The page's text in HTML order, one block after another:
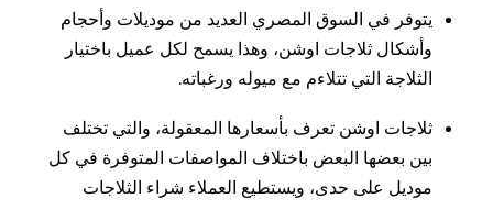
يتوفر في السوق المصري العديد من موديلات وأحجام
وأشكال ثلاجات اوشن، وهذا يسمح لكل عميل باختيار
الثلاجة التي تتلاءم مع ميوله ورغباته.
ثلاجات اوشن تعرف بأسعارها المعقولة، والتي تختلف
بين بعضها البعض باختلاف المواصفات المتوفرة في كل
موديل على حدى، ويستطيع العملاء شراء الثلاجات